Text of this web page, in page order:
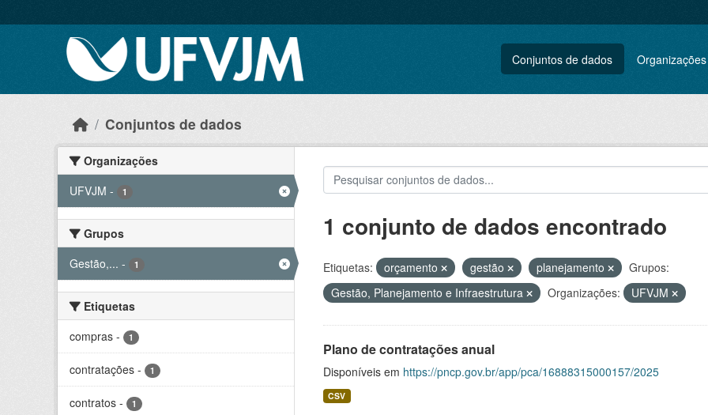
Conjuntos de dados Organizações
Conjuntos de dados
Organizações
UFVJM - 1
Grupos
Gestão,... - 1
Etiquetas
compras - 1
contratações - 1
contratos - 1
1 conjunto de dados encontrado
Etiquetas: orçamento gestão planejamento
Grupos:
Gestão, Planejamento e Infraestrutura
Organizações: UFVJM
Plano de contratações anual
Disponíveis em https://pncp.gov.br/app/pca/16888315000157/2025
CSV